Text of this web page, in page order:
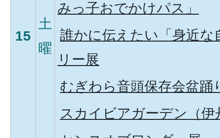
15
土
曜
みっ子おでかけパス」
誰かに伝えたい「身近
リー展
むぎわら音頭保存会盆踊
スカイビアガーデン（